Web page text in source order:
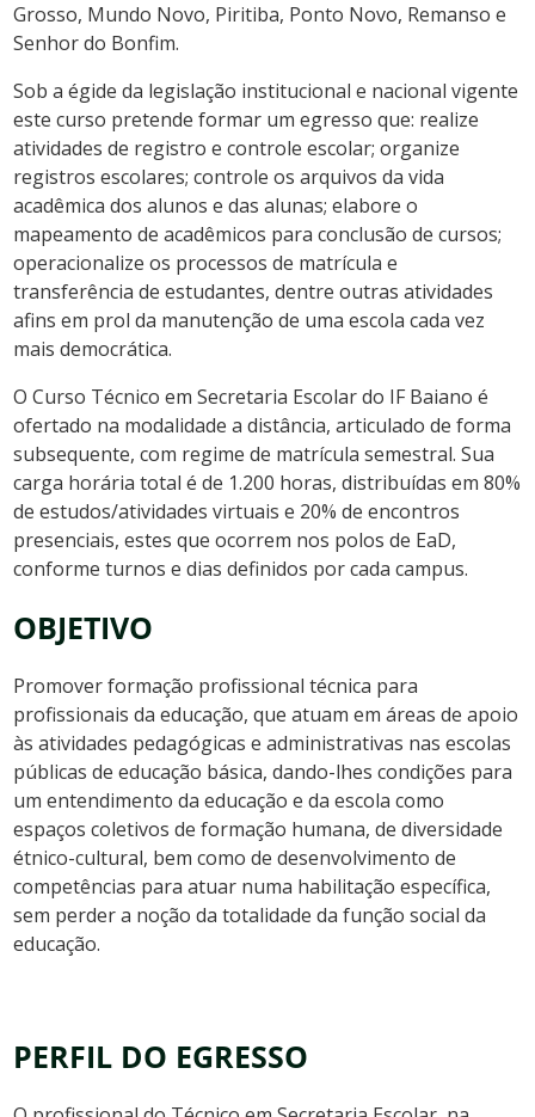
Grosso, Mundo Novo, Piritiba, Ponto Novo, Remanso e
Senhor do Bonfim.
Sob a égide da legislação institucional e nacional vigente
este curso pretende formar um egresso que: realize
atividades de registro e controle escolar; organize
registros escolares; controle os arquivos da vida
acadêmica dos alunos e das alunas; elabore o
mapeamento de acadêmicos para conclusão de cursos;
operacionalize os processos de matrícula e
transferência de estudantes, dentre outras atividades
afins em prol da manutenção de uma escola cada vez
mais democrática.
O Curso Técnico em Secretaria Escolar do IF Baiano é
ofertado na modalidade a distância, articulado de forma
subsequente, com regime de matrícula semestral. Sua
carga horária total é de 1.200 horas, distribuídas em 80%
de estudos/atividades virtuais e 20% de encontros
presenciais, estes que ocorrem nos polos de EaD,
conforme turnos e dias definidos por cada campus.
OBJETIVO
Promover formação profissional técnica para
profissionais da educação, que atuam em áreas de apoio
às atividades pedagógicas e administrativas nas escolas
públicas de educação básica, dando-lhes condições para
um entendimento da educação e da escola como
espaços coletivos de formação humana, de diversidade
étnico-cultural, bem como de desenvolvimento de
competências para atuar numa habilitação específica,
sem perder a noção da totalidade da função social da
educação.
PERFIL DO EGRESSO